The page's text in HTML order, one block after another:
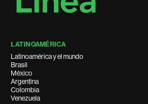
LATINOAMÉRICA
Latinoamérica y el mundo
Brasil
México
Argentina
Colombia
Venezuela